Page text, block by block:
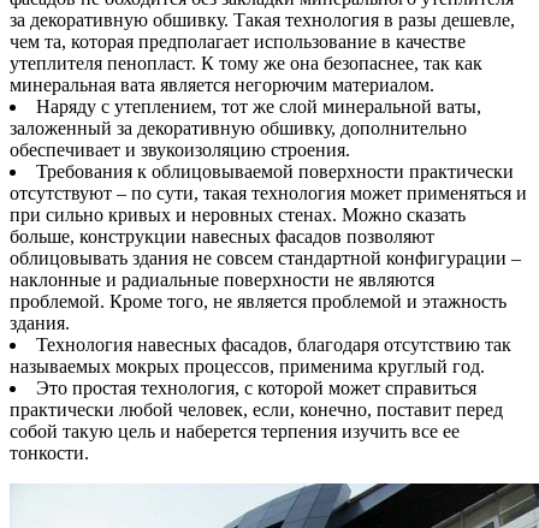
за декоративную обшивку. Такая технология в разы дешевле,
чем та, которая предполагает использование в качестве
утеплителя пенопласт. К тому же она безопаснее, так как
минеральная вата является негорючим материалом.
Наряду с утеплением, тот же слой минеральной ваты,
заложенный за декоративную обшивку, дополнительно
обеспечивает и звукоизоляцию строения.
Требования к облицовываемой поверхности практически
отсутствуют – по сути, такая технология может применяться и
при сильно кривых и неровных стенах. Можно сказать
больше, конструкции навесных фасадов позволяют
облицовывать здания не совсем стандартной конфигурации –
наклонные и радиальные поверхности не являются
проблемой. Кроме того, не является проблемой и этажность
здания.
Технология навесных фасадов, благодаря отсутствию так
называемых мокрых процессов, применима круглый год.
Это простая технология, с которой может справиться
практически любой человек, если, конечно, поставит перед
собой такую цель и наберется терпения изучить все ее
тонкости.